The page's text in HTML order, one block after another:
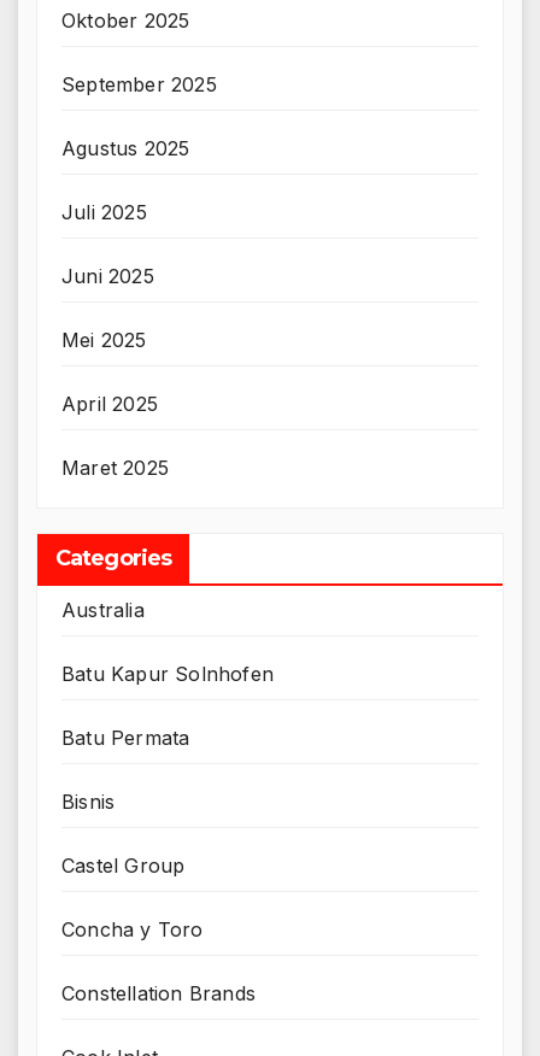
Oktober 2025
September 2025
Agustus 2025
Juli 2025
Juni 2025
Mei 2025
April 2025
Maret 2025
Categories
Australia
Batu Kapur Solnhofen
Batu Permata
Bisnis
Castel Group
Concha y Toro
Constellation Brands